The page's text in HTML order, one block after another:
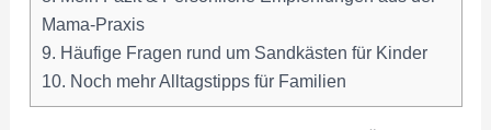
Mama-Praxis
9. Häufige Fragen rund um Sandkästen für Kinder
10. Noch mehr Alltagstipps für Familien